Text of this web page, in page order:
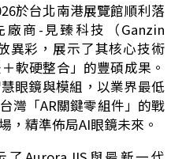
於台北南港展覽館順利落
商-見臻科技（Ganzin
異彩，展示了其核心技術
軟硬整合」的豐碩成果。
眼鏡與模組，以業界最低
灣「AR關鍵零組件」的戰
，精準佈局AI眼鏡未來。